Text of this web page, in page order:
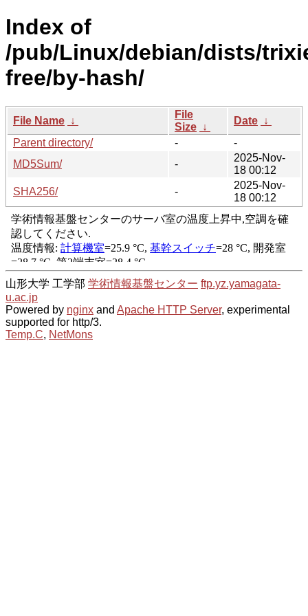
Index of
/pub/Linux/debian/dists/
free/by-hash/
File Name ↓
File
Size ↓
Date ↓
Parent directory/
-
-
MD5Sum/
-
2025-Nov-
18 00:12
SHA256/
-
2025-Nov-
18 00:12
山形大学 工学部 学術情報基盤センター ftp.yz.yamagata-
u.ac.jp
Powered by nginx and Apache HTTP Server, experimental
supported for http/3.
Temp.C, NetMons